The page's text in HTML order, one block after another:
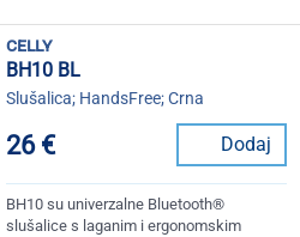
celly
BH10 BL
Slušalica; HandsFree; Crna
26 € Dodaj
BH10 su univerzalne Bluetooth®
slušalice s laganim i ergonomskim